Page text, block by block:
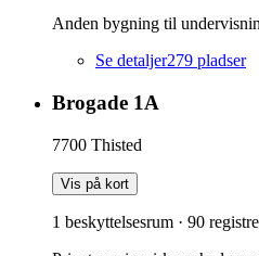
Anden bygning til
Se detaljer279 pladser
Brogade 1A
7700 Thisted
Vis på kort
1 beskyttelsesrum · 90